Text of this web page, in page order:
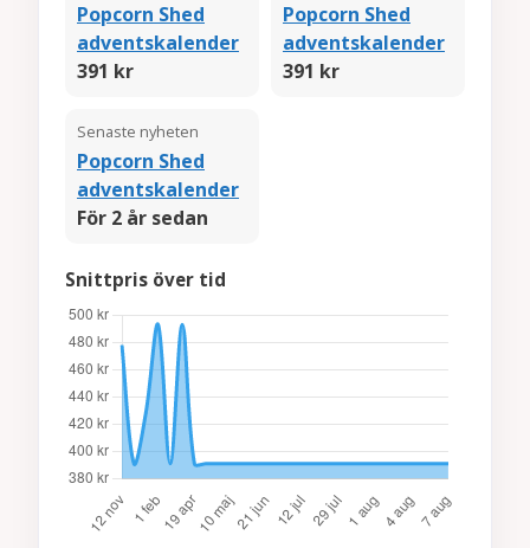
Popcorn Shed
adventskalender
391 kr
Popcorn Shed
adventskalender
391 kr
Senaste nyheten
Popcorn Shed
adventskalender
För 2 år sedan
Snittpris över tid